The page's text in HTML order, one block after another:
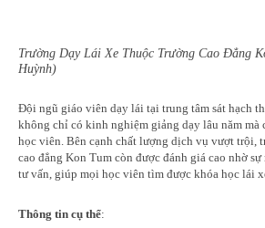
Trường Dạy Lái Xe Thuộc Trường Cao Đẳng
Huỳnh)
Đội ngũ giáo viên dạy lái tại trung tâm sát hạch
không chỉ có kinh nghiệm giảng dạy lâu năm mà
học viên. Bên cạnh chất lượng dịch vụ vượt trội,
cao đẳng Kon Tum còn được đánh giá cao nhờ
tư vấn, giúp mọi học viên tìm được khóa học lái
Thông tin cụ thể: